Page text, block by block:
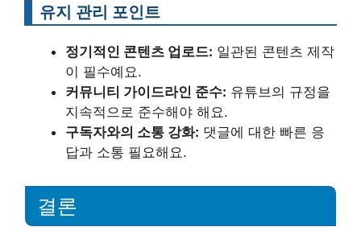
유지 관리 포인트
정기적인 콘텐츠 업로드: 일관된 콘텐츠 제작
이 필수예요.
커뮤니티 가이드라인 준수: 유튜브의 규정을
지속적으로 준수해야 해요.
구독자와의 소통 강화: 댓글에 대한 빠른 응
답과 소통 필요해요.
결론